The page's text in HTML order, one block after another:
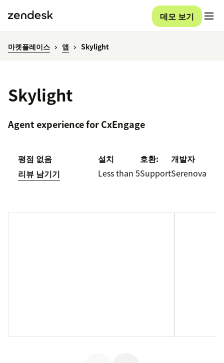
데모 보기
마켓플레이스 앱 Skylight
Skylight
Agent experience for CxEngage
평점 없음
리뷰 남기기
설치
Less than 5
호환:
Support
개발자
Serenova